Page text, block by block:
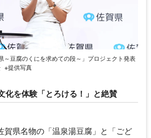
～豆腐のくにを求めての段～」プロジェクト発表
※提供写真
化を体験「とろける！」と絶賛
賀県名物の「温泉湯豆腐」と「ごど